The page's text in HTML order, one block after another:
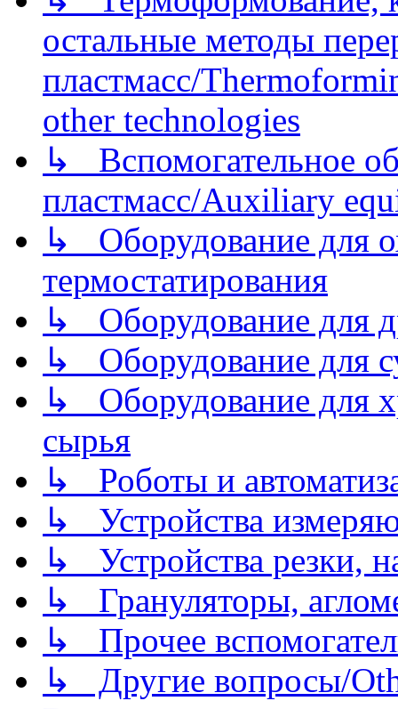
остальные методы
пластмасс/
other technologies
↳ Вспомогательное
пластмасс/Auxiliary
↳ Оборудование для
термостатирования
↳ Оборудование для
↳ Оборудование для
↳ Оборудование для
сырья
↳ Роботы и
↳ Устройства
↳ Устройства резки,
↳ Грануляторы,
↳ Прочее
↳ Другие вопросы/